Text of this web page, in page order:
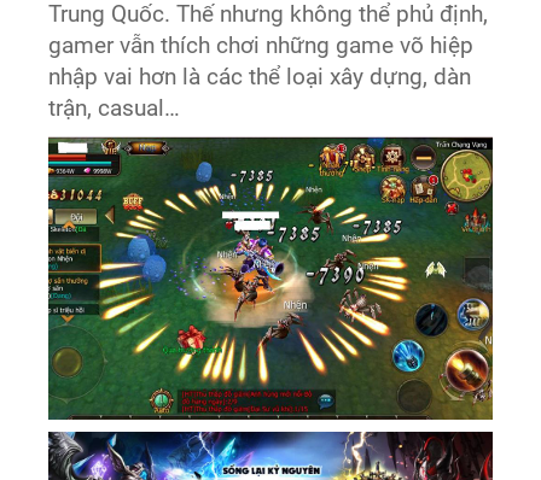
Trung Quốc. Thế nhưng không thể phủ định,
gamer vẫn thích chơi những game võ hiệp
nhập vai hơn là các thể loại xây dựng, dàn
trận, casual…